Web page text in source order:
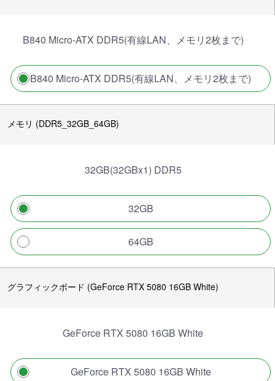
B840 Micro-ATX DDR5(有線LAN、メモリ2枚まで)
B840 Micro-ATX DDR5(有線LAN、メモリ2枚まで)
メモリ (DDR5_32GB_64GB)
32GB(32GBx1) DDR5
32GB
64GB
グラフィックボード (GeForce RTX 5080 16GB White)
GeForce RTX 5080 16GB White
GeForce RTX 5080 16GB White